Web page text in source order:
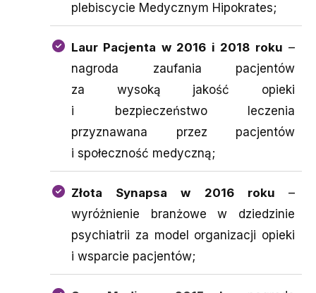
plebiscycie Medycznym Hipokrates;
Laur Pacjenta w 2016 i 2018 roku –
nagroda zaufania pacjentów
za wysoką jakość opieki
i bezpieczeństwo leczenia
przyznawana przez pacjentów
i społeczność medyczną;
Złota Synapsa w 2016 roku –
wyróżnienie branżowe w dziedzinie
psychiatrii za model organizacji opieki
i wsparcie pacjentów;